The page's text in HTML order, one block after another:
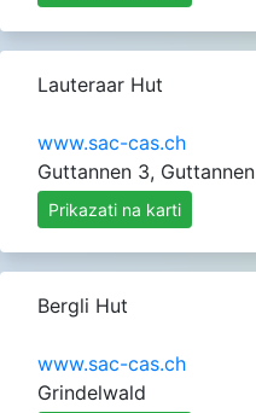
Lauteraar Hut
www.sac-cas.ch
Guttannen 3, Guttannen
Prikazati na karti
Bergli Hut
www.sac-cas.ch
Grindelwald